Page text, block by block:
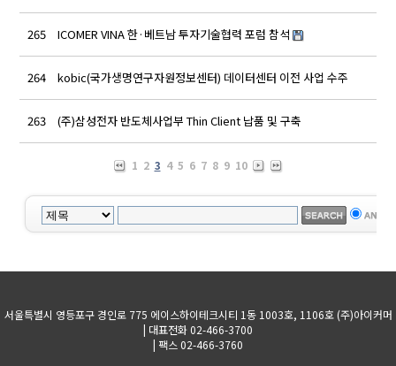
265 ICOMER VINA 한·베트남 투자기술협력 포럼 참석
264 kobic(국가생명연구자원정보센터) 데이터센터 이전 사업 수주
263 (주)삼성전자 반도체사업부 Thin Client 납품 및 구축
1 2 3 4 5 6 7 8 9 10
서울특별시 영등포구 경인로 775 에이스하이테크시티 1동 1003호, 1106호 (주)아이커머
| 대표전화 02-466-3700
| 팩스 02-466-3760